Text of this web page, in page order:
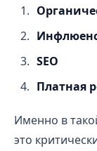
SEO
Платная
Именно в
это